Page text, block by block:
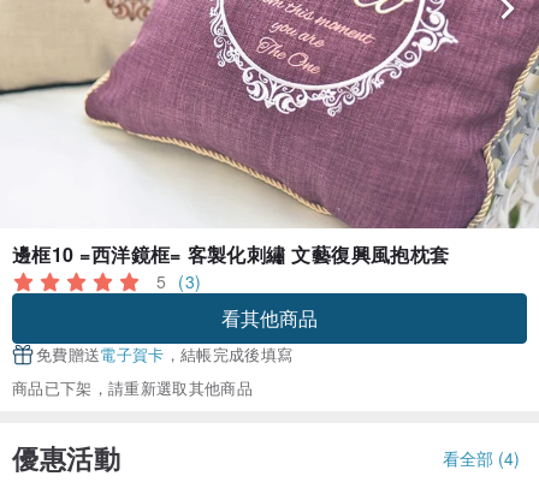
邊框10 =西洋鏡框= 客製化刺繡 文藝復興風抱枕套
5 (3)
看其他商品
免費贈送電子賀卡 ，結帳完成後填寫
商品已下架，請重新選取其他商品
優惠活動 看全部 (4)